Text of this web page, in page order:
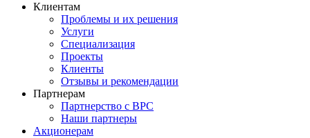
Клиентам
Проблемы и их решения
Услуги
Специализация
Проекты
Клиенты
Отзывы и рекомендации
Партнерам
Партнерство с BPC
Наши партнеры
Акционерам